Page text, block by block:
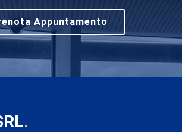
Appuntamento
.